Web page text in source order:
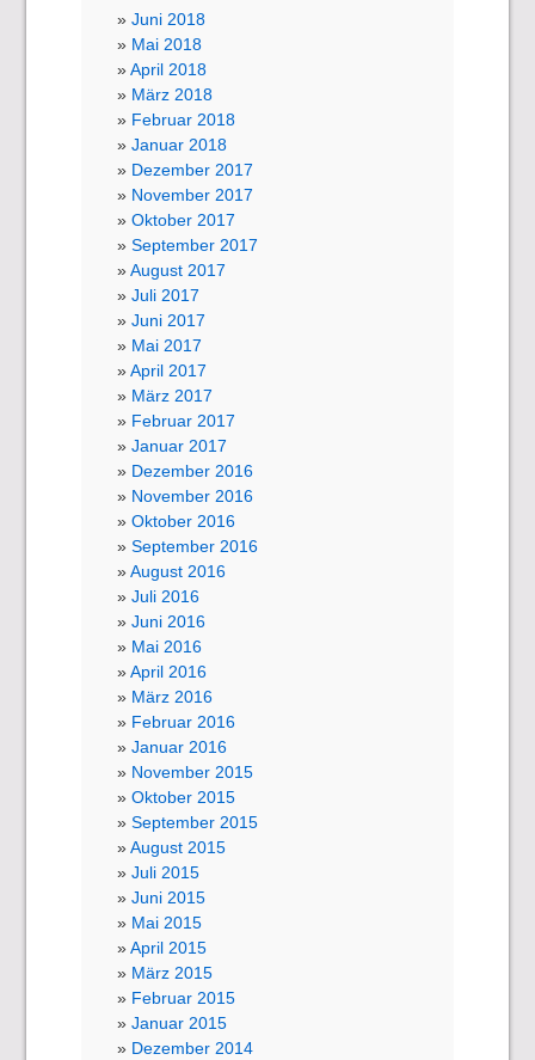
Juni 2018
Mai 2018
April 2018
März 2018
Februar 2018
Januar 2018
Dezember 2017
November 2017
Oktober 2017
September 2017
August 2017
Juli 2017
Juni 2017
Mai 2017
April 2017
März 2017
Februar 2017
Januar 2017
Dezember 2016
November 2016
Oktober 2016
September 2016
August 2016
Juli 2016
Juni 2016
Mai 2016
April 2016
März 2016
Februar 2016
Januar 2016
November 2015
Oktober 2015
September 2015
August 2015
Juli 2015
Juni 2015
Mai 2015
April 2015
März 2015
Februar 2015
Januar 2015
Dezember 2014